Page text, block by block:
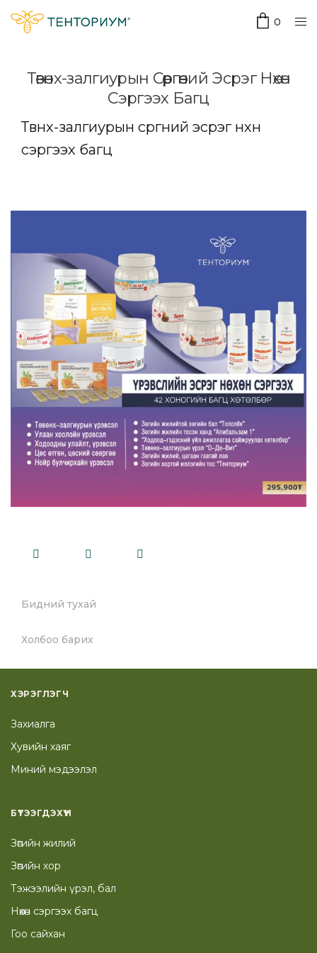
0
Төвөнх-залгиурын Сөөргөөний Эсрэг Нөхөн
Сэргээх Багц
Төвөнх-залгиурын сөөргөөний эсрэг нөхөн
сэргээх багц
Бидний тухай
Холбоо барих
ХЭРЭГЛЭГЧ
Захиалга
Хувийн хаяг
Миний мэдээлэл
БҮТЭЭГДЭХҮҮН
Зөгийн жилий
Зөгийн хор
Тэжээлийн үрэл, бал
Нөхөн сэргээх багц
Гоо сайхан